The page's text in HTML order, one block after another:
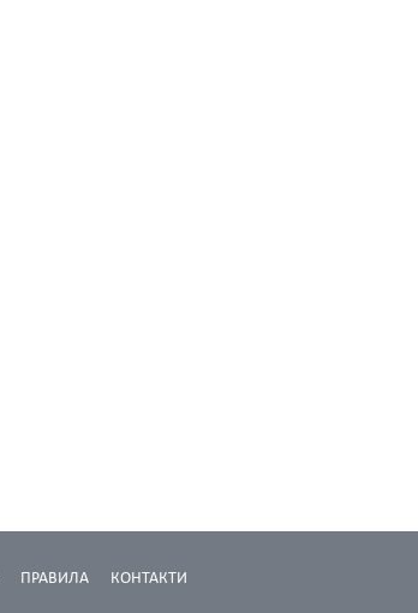
КОНТАКТИ
ПРАВИЛА